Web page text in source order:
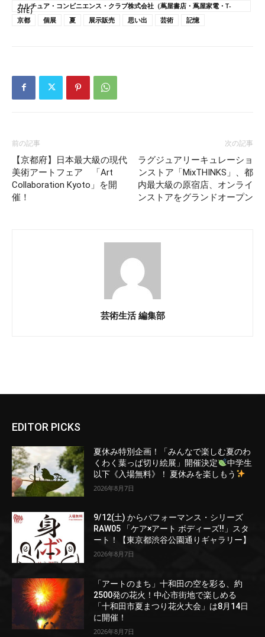
カルチュア・コンビニエンス・クラブ株式会社（蔦屋書店・蔦屋家電・T-
SITE）
京都
個展 夏 展示販売 思い出 芸術 記憶
前の記事
【京都府】日本最大級の現代
美術アートフェア 「Art
Collaboration Kyoto」を開
催！
次の記事
ラグジュアリーキュレーショ
ンストア「MixTHINKS」、都
内最大級の原宿店、オンライ
ンストアをグランドオープン
芸術生活 編集部
EDITOR PICKS
夏休み特別企画！「みんなで楽しむ夏のわ
くわく葉っぱ切り絵展」開催決定
中学生
以下《入場無料》！ 夏休みを楽しもう
2026年8月7日
9/12(土) からパフォーマンス・シリーズ
RAW05 「ケア×アート ボディーズ!!」スタ
ート！【東京都渋谷公園通りギャラリー】
2026年8月7日
「アートのまち」十和田の空を彩る、約
2500発の花火！中心市街地で楽しめる
「十和田市夏まつり花火大会」は8月14日
に開催！
2026年8月7日